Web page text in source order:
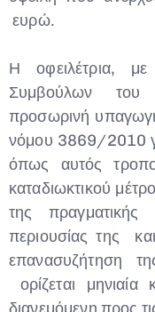
ευρώ.
Η οφειλέτρια,
Συμβούλων του
προσωρινή υπαγωγή
νόμου 3869/2010
όπως αυτός
καταδιωκτικού
της πραγματικής
περιουσίας της
επανασυζήτηση
ορίζεται